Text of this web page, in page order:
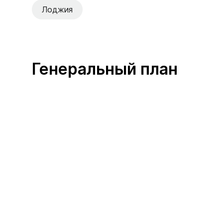
Лоджия
Генеральный план